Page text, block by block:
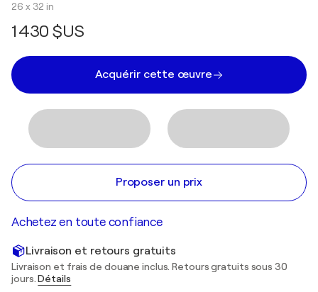
26 x 32 in
1 430 $US
Acquérir cette œuvre
Proposer un prix
Achetez en toute confiance
Livraison et retours gratuits
Livraison et frais de douane inclus. Retours gratuits sous 30
jours.Détails